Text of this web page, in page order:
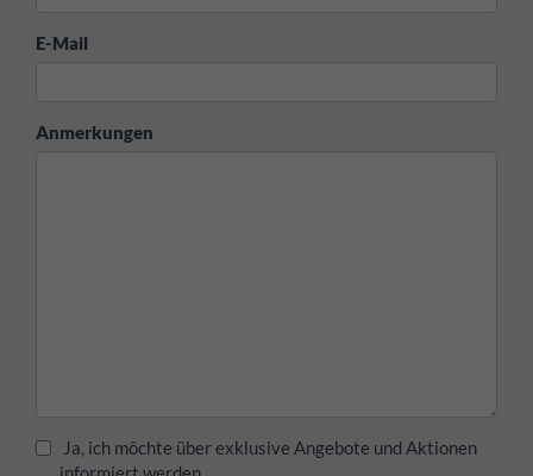
E-Mail
Anmerkungen
Ja, ich möchte über exklusive Angebote und Aktionen